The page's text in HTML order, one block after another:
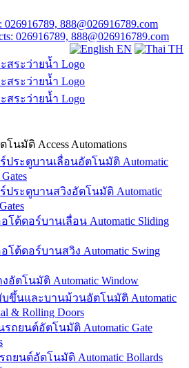
026916789, 888@026916789.com
EN TH
นมัติ Access Automations
ประตูบานเลื่อนอัตโนมัติ Automatic
ประตูบานสวิงอัตโนมัติ Automatic
โต้ดอร์บานเลื่อน Automatic Sliding
โต้ดอร์บานสวิง Automatic Swing
อัตโนมัติ Automatic Window
ขึ้นและบานม้วนอัตโนมัติ Automatic
& Rolling Doors
ถยนต์อัตโนมัติ Automatic Gate
ถยนต์อัตโนมัติ Automatic Bollards